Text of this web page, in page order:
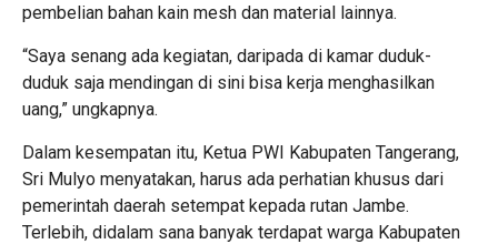
pembelian bahan kain mesh dan material lainnya.
“Saya senang ada kegiatan, daripada di kamar duduk-
duduk saja mendingan di sini bisa kerja menghasilkan
uang,” ungkapnya.
Dalam kesempatan itu, Ketua PWI Kabupaten Tangerang,
Sri Mulyo menyatakan, harus ada perhatian khusus dari
pemerintah daerah setempat kepada rutan Jambe.
Terlebih, didalam sana banyak terdapat warga Kabupaten